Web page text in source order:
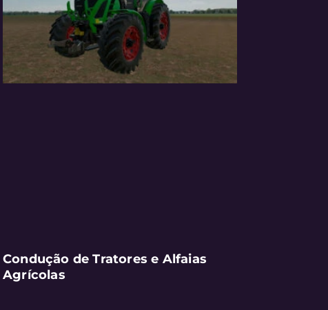
Condução de Tratores e Alfaias
Agrícolas